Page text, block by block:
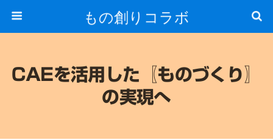
もの創りコラボ
CAEを活用した〖ものづくり〗
の実現へ